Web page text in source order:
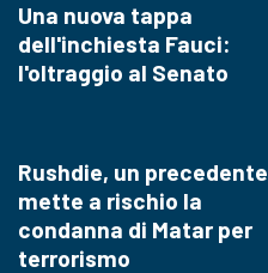
Una nuova tappa
dell'inchiesta Fauci:
l'oltraggio al Senato
Rushdie, un precedente
mette a rischio la
condanna di Matar per
terrorismo